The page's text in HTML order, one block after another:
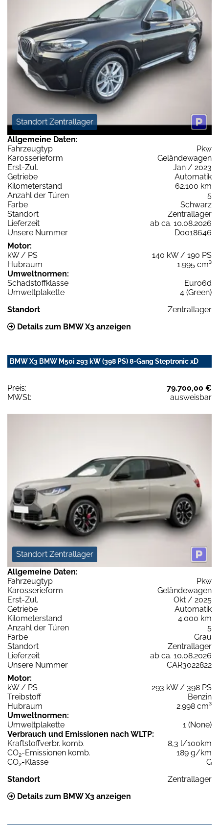
Standort Zentrallager
Allgemeine Daten:
Fahrzeugtyp
Pkw
Karosserieform
Geländewagen
Erst-Zul.
Jan / 2023
Getriebe
Automatik
Kilometerstand
62.100 km
Anzahl der Türen
5
Farbe
Schwarz
Standort
Zentrallager
Lieferzeit
ab ca. 10.08.2026
Unsere Nummer
D0018646
Motor:
kW / PS
140 kW / 190 PS
Hubraum
1.995 cm³
Umweltnormen:
Schadstoffklasse
Euro6d
Umweltplakette
4 (Green)
Standort
Zentrallager
Details zum BMW X3 anzeigen
BMW X3 BMW M50i 293 kW (398 PS) 8-Gang Steptronic xD
Preis:
79.700,00 €
MWSt:
ausweisbar
Standort Zentrallager
Allgemeine Daten:
Fahrzeugtyp
Pkw
Karosserieform
Geländewagen
Erst-Zul.
Okt / 2025
Getriebe
Automatik
Kilometerstand
4.000 km
Anzahl der Türen
5
Farbe
Grau
Standort
Zentrallager
Lieferzeit
ab ca. 10.08.2026
Unsere Nummer
CAR3022822
Motor:
kW / PS
293 kW / 398 PS
Treibstoff
Benzin
Hubraum
2.998 cm³
Umweltnormen:
Umweltplakette
1 (None)
Verbrauch und Emissionen nach WLTP:
Kraftstoffverbr. komb.
8,3 l/100km
CO2-Emissionen komb.
189 g/km
CO2-Klasse
G
Standort
Zentrallager
Details zum BMW X3 anzeigen